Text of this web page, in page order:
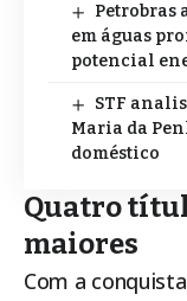
Petrobras
em águas
potencial
STF
Maria da
doméstico
Quatro
maiores
Com a